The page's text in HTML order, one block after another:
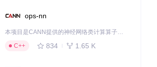
ops-nn
本项目是CANN提供的神经网络类计算算子库，实现网络在NPU上加速计算。
C++
834 1.65 K